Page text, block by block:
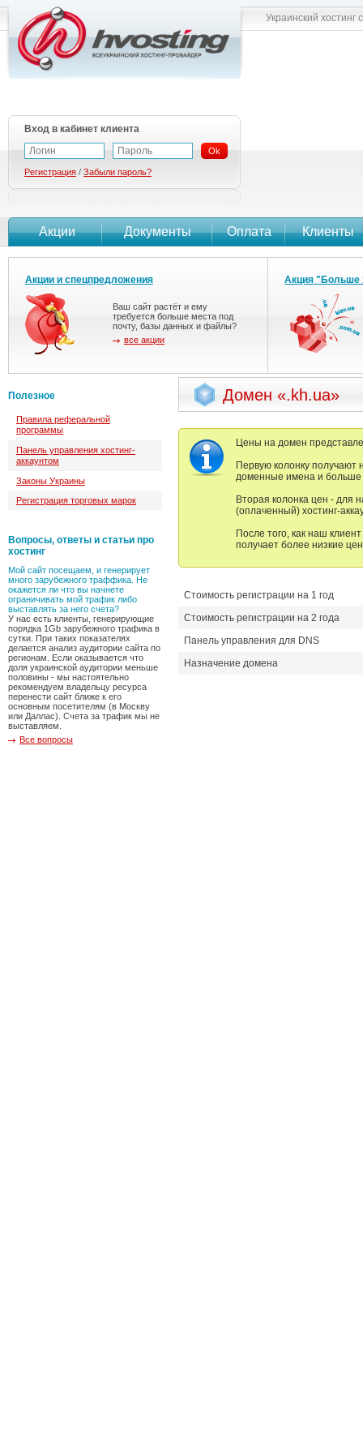
Домен «.kh.ua»
Цены на домен
Первую колонку получают
доменные имена и больше
Вторая колонка цен - для
(оплаченный) хостинг-
После того, как наш
получает более низкие
Стоимость регистрации на 1 год
Стоимость регистрации на 2 года
Панель управления для DNS
Назначение домена
Акции Документы Оплата Клиенты
Украинский
Вход в кабинет клиента
Ok
Регистрация / Забыли пароль?
Акции и спецпредложения
Ваш сайт растёт и ему
требуется больше места под
почту, базы данных и файлы?
все акции
Акция "Больше
Полезное
Правила реферальной
программы
Панель управления хостинг-
аккаунтом
Законы Украины
Регистрация торговых марок
Вопросы, ответы и статьи про
хостинг
Мой сайт посещаем, и генерирует
много зарубежного траффика. Не
окажется ли что вы начнете
ограничивать мой трафик либо
выставлять за него счета?
У нас есть клиенты, генерирующие
порядка 1Gb зарубежного трафика в
сутки. При таких показателях
делается анализ аудитории сайта по
регионам. Если оказывается что
доля украинской аудитории меньше
половины - мы настоятельно
рекомендуем владельцу ресурса
перенести сайт ближе к его
основным посетителям (в Москву
или Даллас). Счета за трафик мы не
выставляем.
Все вопросы